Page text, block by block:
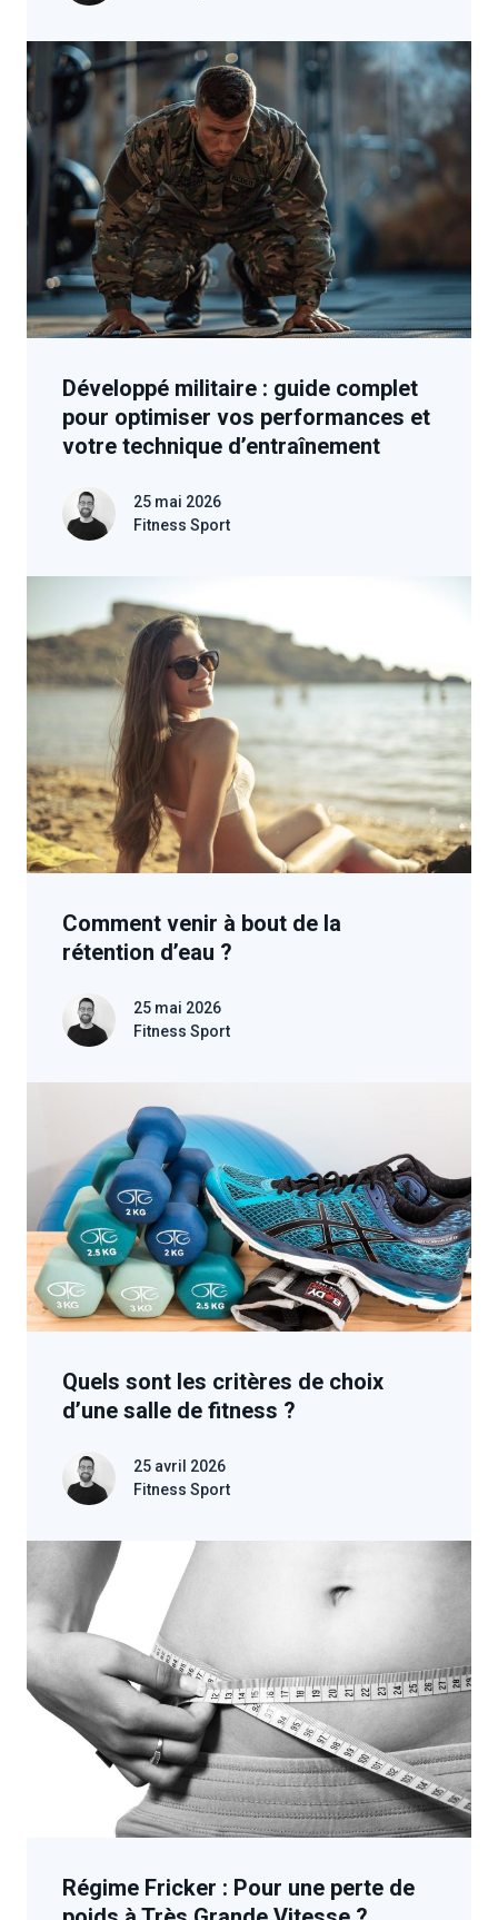
Développé militaire : guide complet
pour optimiser vos performances et
votre technique d’entraînement
25 mai 2026
Fitness Sport
Comment venir à bout de la
rétention d’eau ?
25 mai 2026
Fitness Sport
Quels sont les critères de choix
d’une salle de fitness ?
25 avril 2026
Fitness Sport
Régime Fricker : Pour une perte de